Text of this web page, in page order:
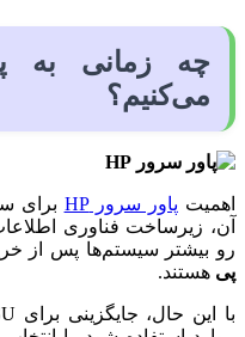
چه زمانی به
می‌کنیم؟
اهمیت پاور سرور HP
برای
آن، زیرساخت فناوری
رو بیشتر سیستم‌ها پس از
پی هستند.